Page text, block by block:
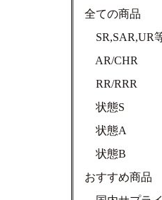
全ての商品
SR,SAR,UR
AR/CHR
RR/RRR
状態S
状態A
状態B
おすすめ商品